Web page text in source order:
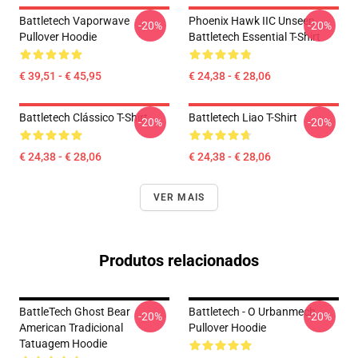
Battletech Vaporwave
Pullover Hoodie
€ 39,51 - € 45,95
-20%
Phoenix Hawk IIC Unseen
Battletech Essential T-Shirt
€ 24,38 - € 28,06
-20%
Battletech Clássico T-Shirt
€ 24,38 - € 28,06
-20% Battletech Liao T-Shirt
€ 24,38 - € 28,06
-20%
VER MAIS
Produtos relacionados
BattleTech Ghost Bear
American Tradicional
Tatuagem Hoodie
-20%
Battletech - O Urbanmech
Pullover Hoodie
-20%